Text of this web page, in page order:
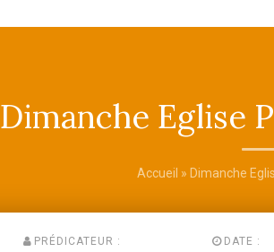
Dimanche Eglise
Accueil » Dimanche
PRÉDICATEUR : DATE :